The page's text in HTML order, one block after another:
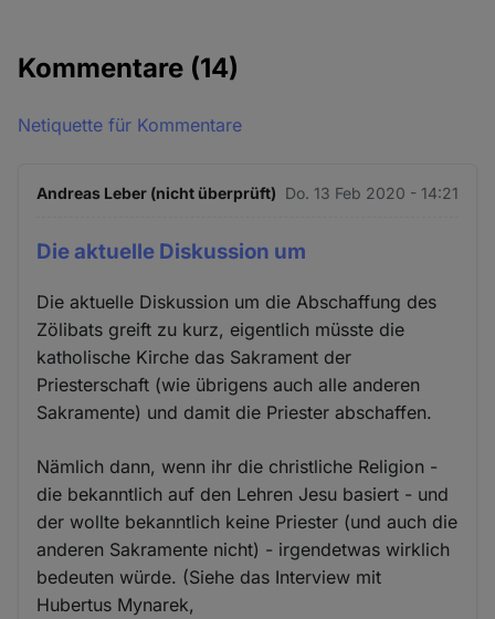
Kommentare (14)
Netiquette für Kommentare
Andreas Leber (nicht überprüft) Do. 13 Feb 2020 - 14:21
Die aktuelle Diskussion um
Die aktuelle Diskussion um die Abschaffung des
Zölibats greift zu kurz, eigentlich müsste die
katholische Kirche das Sakrament der
Priesterschaft (wie übrigens auch alle anderen
Sakramente) und damit die Priester abschaffen.
Nämlich dann, wenn ihr die christliche Religion -
die bekanntlich auf den Lehren Jesu basiert - und
der wollte bekanntlich keine Priester (und auch die
anderen Sakramente nicht) - irgendetwas wirklich
bedeuten würde. (Siehe das Interview mit
Hubertus Mynarek,